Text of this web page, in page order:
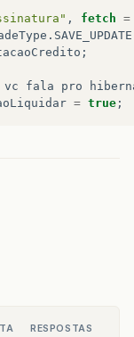
, fetch =
. SAVE_UPDATE
;
vc fala pro
= true ;
RESPOSTAS